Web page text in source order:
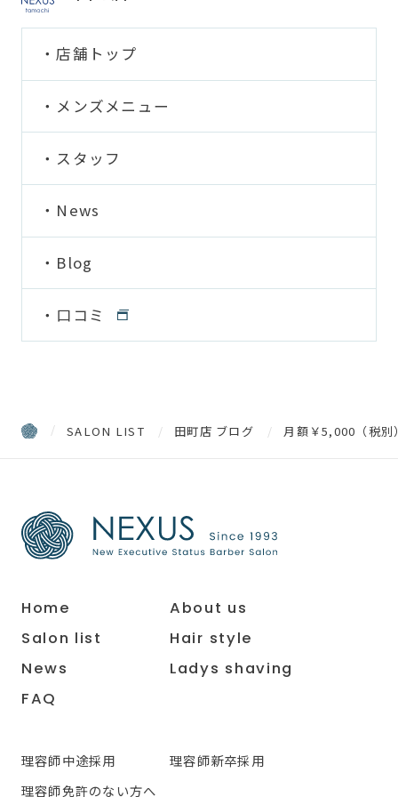
店舗トップ
メンズメニュー
スタッフ
News
Blog
口コミ
SALON LIST 田町店 ブログ 月額￥5,000（税別
Home
About us
Salon list
Hair style
News
Ladys shaving
FAQ
理容師中途採用
理容師新卒採用
理容師免許のない方へ